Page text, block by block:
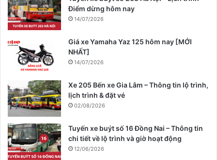
Điểm dừng hôm nay
14/07/2026
Giá xe Yamaha Yaz 125 hôm nay [MỚI
NHẤT]
14/07/2026
Xe 205 Bến xe Gia Lâm – Thông tin lộ trình,
lịch trình & đặt vé
02/08/2026
Tuyến xe buýt số 16 Đồng Nai – Thông tin
chi tiết về lộ trình và giờ hoạt động
12/06/2026